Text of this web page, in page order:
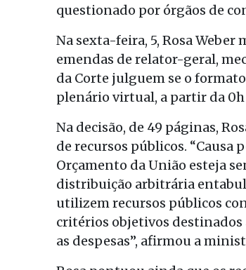
questionado por órgãos de
Na sexta-feira, 5, Rosa
emendas de relator-geral,
da Corte julguem se o
plenário virtual, a partir da
Na decisão, de 49 páginas,
de recursos públicos. “Causa
Orçamento da União esteja
distribuição arbitrária
utilizem recursos públicos
critérios objetivos destinados
as despesas”, afirmou a